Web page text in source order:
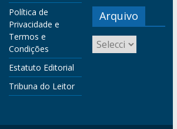
Política de
Privacidade e
Termos e
Condições
Estatuto Editorial
Tribuna do Leitor
Arquivo